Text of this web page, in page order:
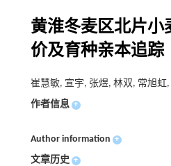
黄淮冬麦区北片小
价及育种亲本追踪
崔慧敏, 宣宇, 张煜, 林双, 常旭虹,
作者信息 +
Author information +
文章历史 +